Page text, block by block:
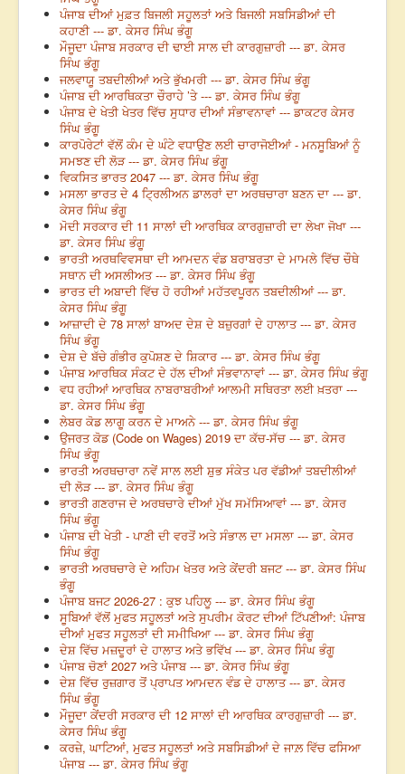
ਪੰਜਾਬ ਦੀਆਂ ਮੁਫ਼ਤ ਬਿਜਲੀ ਸਹੂਲਤਾਂ ਅਤੇ ਬਿਜਲੀ ਸਬਸਿਡੀਆਂ ਦੀ
ਕਹਾਣੀ --- ਡਾ. ਕੇਸਰ ਸਿੰਘ ਭੰਗੂ
ਮੌਜੂਦਾ ਪੰਜਾਬ ਸਰਕਾਰ ਦੀ ਢਾਈ ਸਾਲ ਦੀ ਕਾਰਗੁਜ਼ਾਰੀ --- ਡਾ. ਕੇਸਰ
ਸਿੰਘ ਭੰਗੂ
ਜਲਵਾਯੂ ਤਬਦੀਲੀਆਂ ਅਤੇ ਭੁੱਖਮਰੀ --- ਡਾ. ਕੇਸਰ ਸਿੰਘ ਭੰਗੂ
ਪੰਜਾਬ ਦੀ ਆਰਥਿਕਤਾ ਚੌਰਾਹੇ ’ਤੇ --- ਡਾ. ਕੇਸਰ ਸਿੰਘ ਭੰਗੂ
ਪੰਜਾਬ ਦੇ ਖੇਤੀ ਖੇਤਰ ਵਿੱਚ ਸੁਧਾਰ ਦੀਆਂ ਸੰਭਾਵਨਾਵਾਂ --- ਡਾਕਟਰ ਕੇਸਰ
ਸਿੰਘ ਭੰਗੂ
ਕਾਰਪੋਰੇਟਾਂ ਵੱਲੋਂ ਕੰਮ ਦੇ ਘੰਟੇ ਵਧਾਉਣ ਲਈ ਚਾਰਾਜੋਈਆਂ - ਮਨਸੂਬਿਆਂ ਨੂੰ
ਸਮਝਣ ਦੀ ਲੋੜ --- ਡਾ. ਕੇਸਰ ਸਿੰਘ ਭੰਗੂ
ਵਿਕਸਿਤ ਭਾਰਤ 2047 --- ਡਾ. ਕੇਸਰ ਸਿੰਘ ਭੰਗੂ
ਮਸਲਾ ਭਾਰਤ ਦੇ 4 ਟ੍ਰਿਲੀਅਨ ਡਾਲਰਾਂ ਦਾ ਅਰਥਚਾਰਾ ਬਣਨ ਦਾ --- ਡਾ.
ਕੇਸਰ ਸਿੰਘ ਭੰਗੂ
ਮੋਦੀ ਸਰਕਾਰ ਦੀ 11 ਸਾਲਾਂ ਦੀ ਆਰਥਿਕ ਕਾਰਗੁਜ਼ਾਰੀ ਦਾ ਲੇਖਾ ਜੋਖਾ ---
ਡਾ. ਕੇਸਰ ਸਿੰਘ ਭੰਗੂ
ਭਾਰਤੀ ਅਰਥਵਿਵਸਥਾ ਦੀ ਆਮਦਨ ਵੰਡ ਬਰਾਬਰਤਾ ਦੇ ਮਾਮਲੇ ਵਿੱਚ ਚੌਥੇ
ਸਥਾਨ ਦੀ ਅਸਲੀਅਤ --- ਡਾ. ਕੇਸਰ ਸਿੰਘ ਭੰਗੂ
ਭਾਰਤ ਦੀ ਅਬਾਦੀ ਵਿੱਚ ਹੋ ਰਹੀਆਂ ਮਹੱਤਵਪੂਰਨ ਤਬਦੀਲੀਆਂ --- ਡਾ.
ਕੇਸਰ ਸਿੰਘ ਭੰਗੂ
ਆਜ਼ਾਦੀ ਦੇ 78 ਸਾਲਾਂ ਬਾਅਦ ਦੇਸ਼ ਦੇ ਬਜ਼ੁਰਗਾਂ ਦੇ ਹਾਲਾਤ --- ਡਾ. ਕੇਸਰ
ਸਿੰਘ ਭੰਗੂ
ਦੇਸ਼ ਦੇ ਬੱਚੇ ਗੰਭੀਰ ਕੁਪੋਸ਼ਣ ਦੇ ਸ਼ਿਕਾਰ --- ਡਾ. ਕੇਸਰ ਸਿੰਘ ਭੰਗੂ
ਪੰਜਾਬ ਆਰਥਿਕ ਸੰਕਟ ਦੇ ਹੱਲ ਦੀਆਂ ਸੰਭਵਾਨਾਵਾਂ --- ਡਾ. ਕੇਸਰ ਸਿੰਘ ਭੰਗੂ
ਵਧ ਰਹੀਆਂ ਆਰਥਿਕ ਨਾਬਰਾਬਰੀਆਂ ਆਲਮੀ ਸਥਿਰਤਾ ਲਈ ਖ਼ਤਰਾ ---
ਡਾ. ਕੇਸਰ ਸਿੰਘ ਭੰਗੂ
ਲੇਬਰ ਕੋਡ ਲਾਗੂ ਕਰਨ ਦੇ ਮਾਅਨੇ --- ਡਾ. ਕੇਸਰ ਸਿੰਘ ਭੰਗੂ
ਉਜਰਤ ਕੋਡ (Code on Wages) 2019 ਦਾ ਕੱਚ-ਸੱਚ --- ਡਾ. ਕੇਸਰ
ਸਿੰਘ ਭੰਗੂ
ਭਾਰਤੀ ਅਰਥਚਾਰਾ ਨਵੇਂ ਸਾਲ ਲਈ ਸ਼ੁਭ ਸੰਕੇਤ ਪਰ ਵੱਡੀਆਂ ਤਬਦੀਲੀਆਂ
ਦੀ ਲੋੜ --- ਡਾ. ਕੇਸਰ ਸਿੰਘ ਭੰਗੂ
ਭਾਰਤੀ ਗਣਰਾਜ ਦੇ ਅਰਥਚਾਰੇ ਦੀਆਂ ਮੁੱਖ ਸਮੱਸਿਆਵਾਂ --- ਡਾ. ਕੇਸਰ
ਸਿੰਘ ਭੰਗੂ
ਪੰਜਾਬ ਦੀ ਖੇਤੀ - ਪਾਣੀ ਦੀ ਵਰਤੋਂ ਅਤੇ ਸੰਭਾਲ ਦਾ ਮਸਲਾ --- ਡਾ. ਕੇਸਰ
ਸਿੰਘ ਭੰਗੂ
ਭਾਰਤੀ ਅਰਥਚਾਰੇ ਦੇ ਅਹਿਮ ਖੇਤਰ ਅਤੇ ਕੇਂਦਰੀ ਬਜਟ --- ਡਾ. ਕੇਸਰ ਸਿੰਘ
ਭੰਗੂ
ਪੰਜਾਬ ਬਜਟ 2026-27 : ਕੁਝ ਪਹਿਲੂ --- ਡਾ. ਕੇਸਰ ਸਿੰਘ ਭੰਗੂ
ਸੂਬਿਆਂ ਵੱਲੋਂ ਮੁਫਤ ਸਹੂਲਤਾਂ ਅਤੇ ਸੁਪਰੀਮ ਕੋਰਟ ਦੀਆਂ ਟਿੱਪਣੀਆਂ: ਪੰਜਾਬ
ਦੀਆਂ ਮੁਫਤ ਸਹੂਲਤਾਂ ਦੀ ਸਮੀਖਿਆ --- ਡਾ. ਕੇਸਰ ਸਿੰਘ ਭੰਗੂ
ਦੇਸ਼ ਵਿੱਚ ਮਜ਼ਦੂਰਾਂ ਦੇ ਹਾਲਾਤ ਅਤੇ ਭਵਿੱਖ --- ਡਾ. ਕੇਸਰ ਸਿੰਘ ਭੰਗੂ
ਪੰਜਾਬ ਚੋਣਾਂ 2027 ਅਤੇ ਪੰਜਾਬ --- ਡਾ. ਕੇਸਰ ਸਿੰਘ ਭੰਗੂ
ਦੇਸ਼ ਵਿੱਚ ਰੁਜ਼ਗਾਰ ਤੋਂ ਪ੍ਰਾਪਤ ਆਮਦਨ ਵੰਡ ਦੇ ਹਾਲਾਤ --- ਡਾ. ਕੇਸਰ
ਸਿੰਘ ਭੰਗੂ
ਮੌਜੂਦਾ ਕੇਂਦਰੀ ਸਰਕਾਰ ਦੀ 12 ਸਾਲਾਂ ਦੀ ਆਰਥਿਕ ਕਾਰਗੁਜ਼ਾਰੀ --- ਡਾ.
ਕੇਸਰ ਸਿੰਘ ਭੰਗੂ
ਕਰਜ਼ੇ, ਘਾਟਿਆਂ, ਮੁਫਤ ਸਹੂਲਤਾਂ ਅਤੇ ਸਬਸਿਡੀਆਂ ਦੇ ਜਾਲ਼ ਵਿੱਚ ਫਸਿਆ
ਪੰਜਾਬ --- ਡਾ. ਕੇਸਰ ਸਿੰਘ ਭੰਗੂ